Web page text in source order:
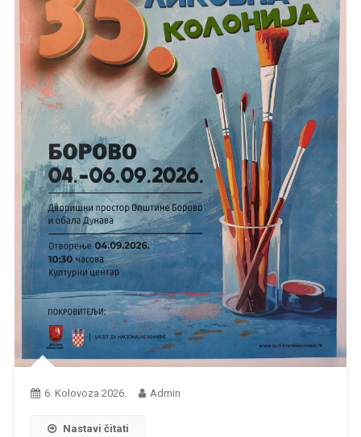
6. Kolovoza 2026. Admin
Nastavi čitati